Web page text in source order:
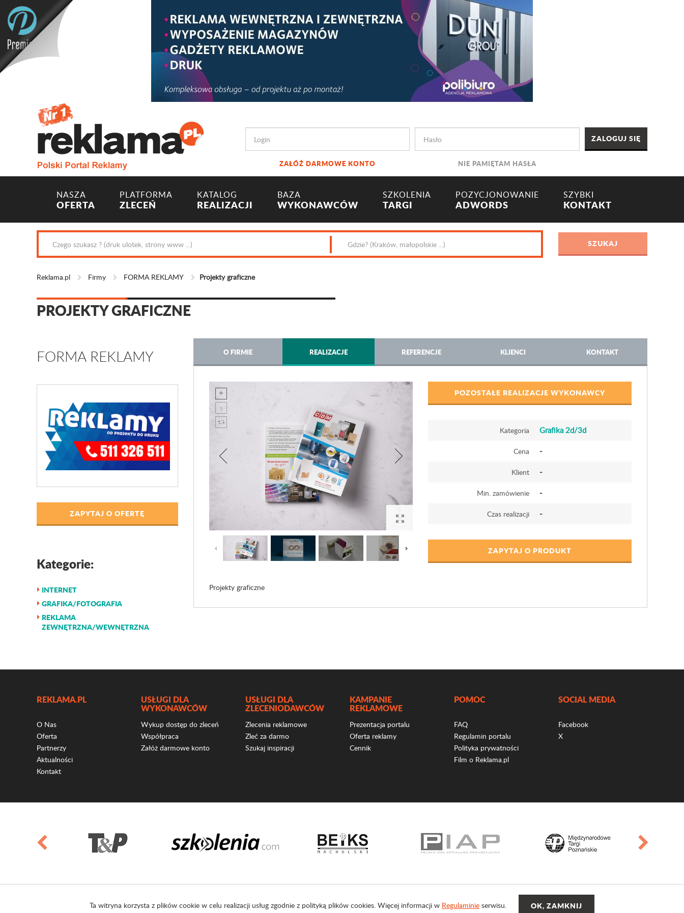
ZAŁÓŻ DARMOWE KONTO NIE PAMIĘTAM HASŁA
NASZA
OFERTA
PLATFORMA
ZLECEŃ
KATALOG
REALIZACJI
BAZA
WYKONAWCÓW
SZKOLENIA
TARGI
POZYCJONOWANIE
ADWORDS
SZYBKI
KONTAKT
Reklama.pl Firmy FORMA REKLAMY Projekty graficzne
PROJEKTY GRAFICZNE
FORMA REKLAMY
ZAPYTAJ O OFERTĘ
Kategorie:
INTERNET
GRAFIKA/FOTOGRAFIA
REKLAMA
ZEWNĘTRZNA/WEWNĘTRZNA
O FIRMIE REALIZACJE REFERENCJE KLIENCI KONTAKT
POZOSTAŁE REALIZACJE WYKONAWCY
Kategoria Grafika 2d/3d
Cena -
Klient -
Min. zamówienie -
Czas realizacji -
ZAPYTAJ O PRODUKT
Projekty graficzne
REKLAMA.PL
O Nas
Oferta
Partnerzy
Aktualności
Kontakt
USŁUGI DLA
WYKONAWCÓW
Wykup dostęp do zleceń
Współpraca
Załóż darmowe konto
USŁUGI DLA
ZLECENIODAWCÓW
Zlecenia reklamowe
Zleć za darmo
Szukaj inspiracji
KAMPANIE
REKLAMOWE
Prezentacja portalu
Oferta reklamy
Cennik
POMOC
FAQ
Regulamin portalu
Polityka prywatności
Film o Reklama.pl
SOCIAL MEDIA
Facebook
X
Ta witryna korzysta z plików cookie w celu realizacji usług zgodnie z polityką plików cookies. Więcej informacji w Regulaminie serwisu.